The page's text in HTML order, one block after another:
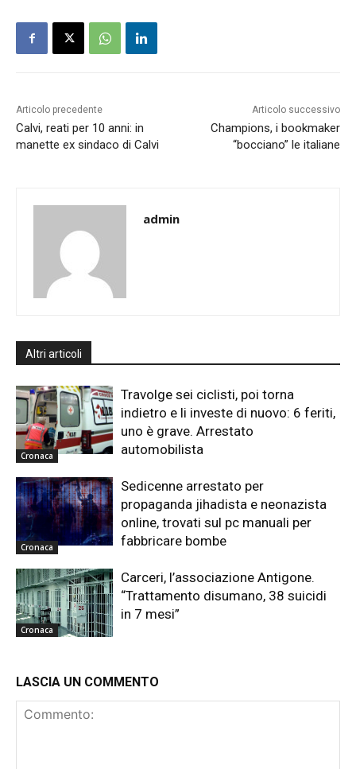
Articolo precedente
Calvi, reati per 10 anni: in
manette ex sindaco di Calvi
Articolo successivo
Champions, i bookmaker
“bocciano” le italiane
admin
Altri articoli
Cronaca
Travolge sei ciclisti, poi torna
indietro e li investe di nuovo: 6 feriti,
uno è grave. Arrestato
automobilista
Cronaca
Sedicenne arrestato per
propaganda jihadista e neonazista
online, trovati sul pc manuali per
fabbricare bombe
Cronaca
Carceri, l’associazione Antigone.
“Trattamento disumano, 38 suicidi
in 7 mesi”
LASCIA UN COMMENTO